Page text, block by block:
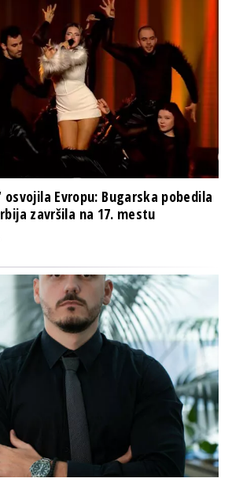
osvojila Evropu: Bugarska pobedila
završila na 17. mestu